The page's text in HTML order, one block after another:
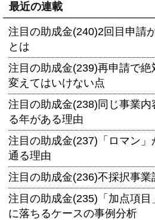
最近の連載
注目の助成金(240)2回目申請
とは
注目の助成金(239)再申請で絶
変えてはいけない点
注目の助成金(238)同じ事業内
る年がある理由
注目の助成金(237)「ロマン
通る理由
注目の助成金(236)不採択事業
注目の助成金(235)「加点項
に落ちるケースの事例分析